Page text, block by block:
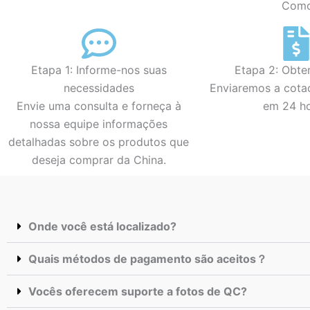
Etapa 1: Informe-nos suas
necessidades
Envie uma consulta e forneça à
nossa equipe informações
detalhadas sobre os produtos que
deseja comprar da China.
Etapa 2:
Enviaremos a
em 24
Onde você está localizado?
Quais métodos de pagamento são aceitos？
Vocês oferecem suporte a fotos de QC?